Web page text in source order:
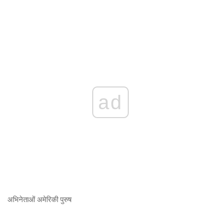
ad
अभिनेताओंअमेरिकी पुरुष